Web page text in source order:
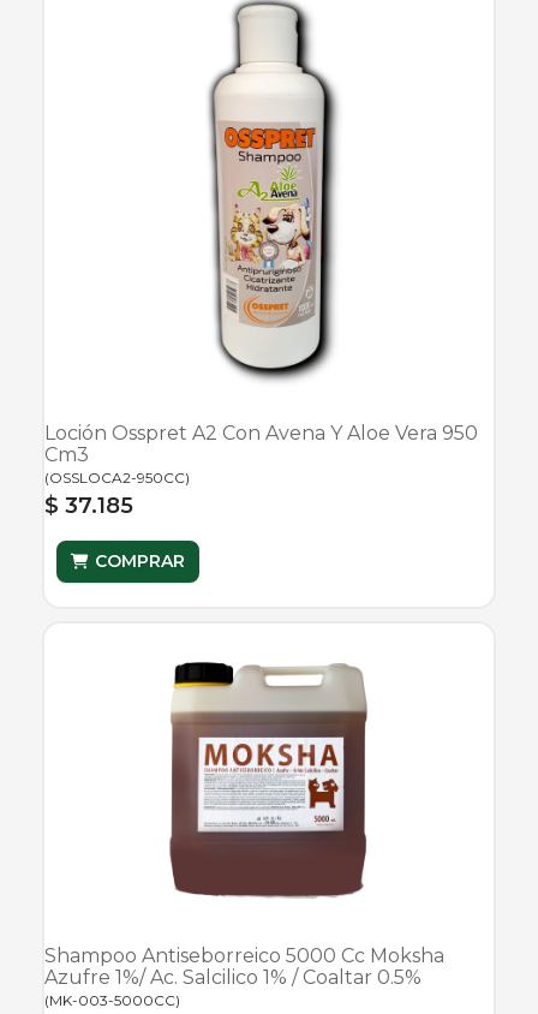
Loción Osspret A2 Con Avena Y Aloe Vera 950
Cm3
(OSSLOCA2-950CC)
$ 37.185
COMPRAR
Shampoo Antiseborreico 5000 Cc Moksha
Azufre 1%/ Ac. Salcilico 1% / Coaltar 0.5%
(MK-003-5000CC)